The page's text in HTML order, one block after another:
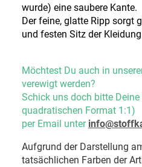
wurde) eine saubere Kante.
Der feine, glatte Ripp sorgt
und festen Sitz der
Möchtest Du auch in
verewigt werden?
Schick uns doch bitte
quadratischen Format 1:1)
per Email unter
Aufgrund der Darstellung
tatsächlichen Farben der